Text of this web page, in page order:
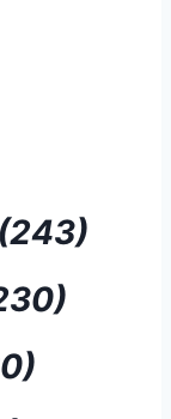
(243)